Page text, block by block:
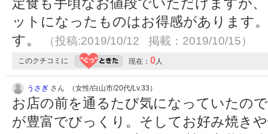
ットになったものはお得感があります
す。
（投稿:2019/10/12 掲載：2019/10/15）
このクチコミに 現在： 0人
うさぎ さん （女性/白山市/20代/Lv.33）
お店の前を通るたび気になっていたの
が豊富でびっくり。そしてお好み焼き